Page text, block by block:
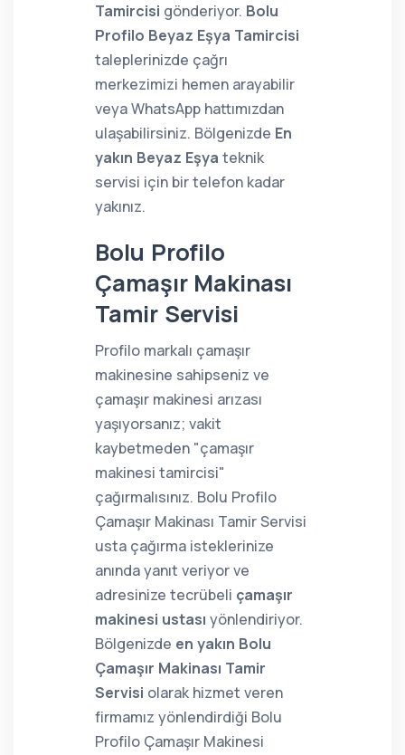
Tamircisi gönderiyor. Bolu
Profilo Beyaz Eşya Tamircisi
taleplerinizde çağrı
merkezimizi hemen arayabilir
veya WhatsApp hattımızdan
ulaşabilirsiniz. Bölgenizde En
yakın Beyaz Eşya teknik
servisi için bir telefon kadar
yakınız.
Bolu Profilo
Çamaşır Makinası
Tamir Servisi
Profilo markalı çamaşır
makinesine sahipseniz ve
çamaşır makinesi arızası
yaşıyorsanız; vakit
kaybetmeden "çamaşır
makinesi tamircisi"
çağırmalısınız. Bolu Profilo
Çamaşır Makinası Tamir Servisi
usta çağırma isteklerinize
anında yanıt veriyor ve
adresinize tecrübeli çamaşır
makinesi ustası yönlendiriyor.
Bölgenizde en yakın Bolu
Çamaşır Makinası Tamir
Servisi olarak hizmet veren
firmamız yönlendirdiği Bolu
Profilo Çamaşır Makinesi